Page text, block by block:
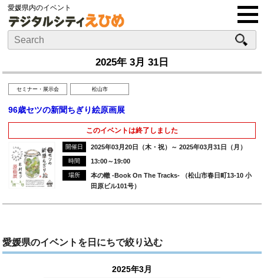
愛媛県内のイベント
2025年 3月 31日
セミナー・展示会 松山市
96歳セツの新聞ちぎり絵原画展
このイベントは終了しました
開催日 2025年03月20日（木・祝）～ 2025年03月31日（月）
時間 13:00～19:00
場所
本の轍 -Book On The Tracks- （松山市春日町13-10 小
田原ビル101号）
愛媛県のイベントを日にちで絞り込む
2025年3月